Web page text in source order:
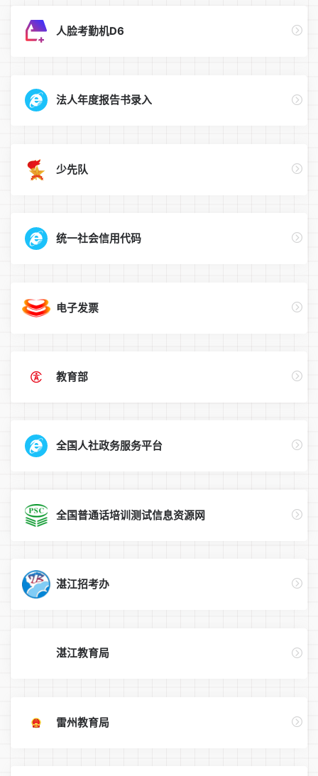
人脸考勤机D6
法人年度报告书录入
少先队
统一社会信用代码
电子发票
教育部
全国人社政务服务平台
全国普通话培训测试信息资源网
湛江招考办
湛江教育局
雷州教育局